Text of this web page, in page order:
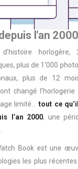
l'an 2000
d’histoire
plus de 1'000
plus de 12
changé l’horlogerie
limité… tout ce
l’an 2000, une
Book est une
les plus